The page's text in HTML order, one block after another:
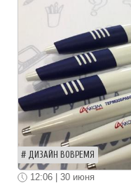
ДИЗАЙН ВОВРЕМЯ
12:06 | 30 июня